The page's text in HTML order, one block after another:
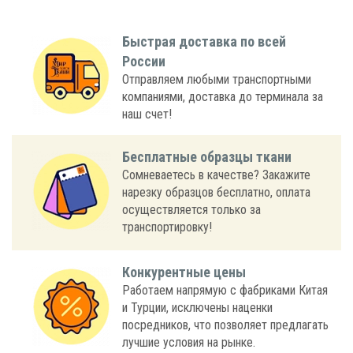
Быстрая доставка по всей
России
Отправляем любыми транспортными
компаниями, доставка до терминала за
наш счет!
Бесплатные образцы ткани
Сомневаетесь в качестве? Закажите
нарезку образцов бесплатно, оплата
осуществляется только за
транспортировку!
Конкурентные цены
Работаем напрямую с фабриками Китая
и Турции, исключены наценки
посредников, что позволяет предлагать
лучшие условия на рынке.